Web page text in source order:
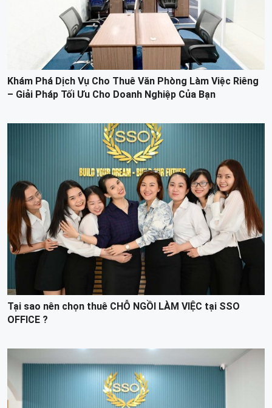
Khám Phá Dịch Vụ Cho Thuê Văn Phòng Làm Việc Riêng
– Giải Pháp Tối Ưu Cho Doanh Nghiệp Của Bạn
Tại sao nên chọn thuê CHỖ NGỒI LÀM VIỆC tại SSO
OFFICE ?